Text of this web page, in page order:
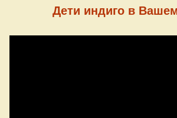
Дети индиго в